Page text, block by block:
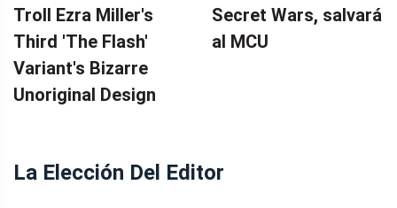
Troll Ezra Miller's
Third 'The Flash'
Variant's Bizarre
Unoriginal Design
Secret Wars, salvará
al MCU
La Elección Del Editor